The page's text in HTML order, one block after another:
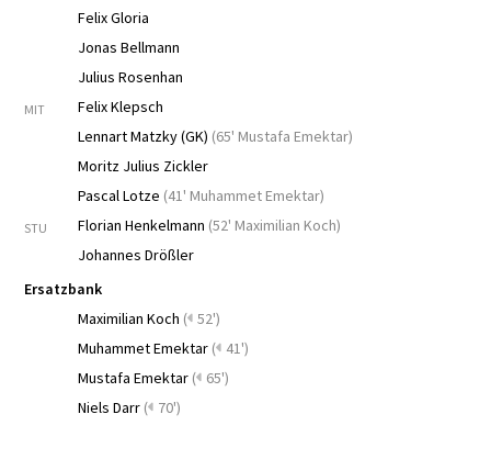
Felix Gloria
Jonas Bellmann
Julius Rosenhan
MIT
Felix Klepsch
Lennart Matzky (GK) (65' Mustafa Emektar)
Moritz Julius Zickler
Pascal Lotze (41' Muhammet Emektar)
STU Florian Henkelmann (52' Maximilian Koch)
Johannes Drößler
Ersatzbank
Maximilian Koch ( 52')
Muhammet Emektar ( 41')
Mustafa Emektar ( 65')
Niels Darr ( 70')